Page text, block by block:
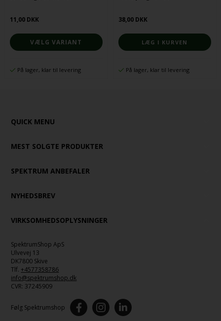
11,00 DKK
VÆLG VARIANT
På lager, klar til levering
38,00 DKK
På lager, klar til levering
QUICK MENU
MEST SOLGTE PRODUKTER
SPEKTRUM ANBEFALER
NYHEDSBREV
VIRKSOMHEDSOPLYSNINGER
SpektrumShop ApS
Ulvevej 13
DK7800 Skive
Tlf. +4577358786
info@spektrumshop.dk
CVR: 37245909
Følg Spektrumshop